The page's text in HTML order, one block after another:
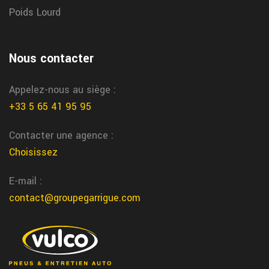
Poids Lourd
Nous contacter
Appelez-nous au siège :
+33 5 65 41 95 95
Contacter une agence :
Choisissez
E-mail :
contact@groupegarrigue.com